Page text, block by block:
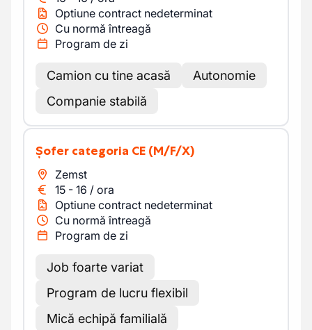
Optiune contract nedeterminat
Cu normă întreagă
Program de zi
Camion cu tine acasă
Autonomie
Companie stabilă
Șofer categoria CE (M/F/X)
Zemst
15 - 16 / ora
Optiune contract nedeterminat
Cu normă întreagă
Program de zi
Job foarte variat
Program de lucru flexibil
Mică echipă familială